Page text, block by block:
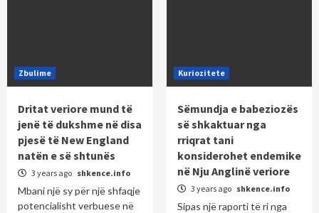
Zbulime
Dritat veriore mund të
jenë të dukshme në disa
pjesë të New England
natën e së shtunës
3 years ago shkence.info
Mbani një sy për një shfaqje
potencialisht verbuese në
Kuriozitete
Sëmundja e babeziozës
së shkaktuar nga
rriqrat tani
konsiderohet endemike
në Nju Anglinë veriore
3 years ago shkence.info
Sipas një raporti të ri nga